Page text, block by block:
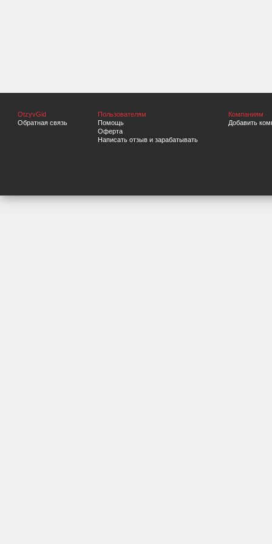
OtzyvGid
Обратная связь
Пользователям
Помощь
Оферта
Написать отзыв и зарабатывать
Компаниям
Добавить